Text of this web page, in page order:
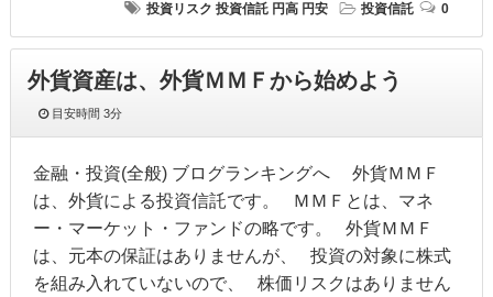
投資リスク 投資信託 円高 円安 投資信託 0
外貨資産は、外貨ＭＭＦから始めよう
目安時間3分
金融・投資(全般) ブログランキングへ 外貨ＭＭＦ
は、外貨による投資信託です。 ＭＭＦとは、マネ
ー・マーケット・ファンドの略です。 外貨ＭＭＦ
は、元本の保証はありませんが、 投資の対象に株式
を組み入れていないので、 株価リスクはありません